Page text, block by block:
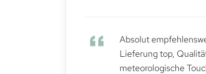
Absolut
Lieferung top,
meteorologische